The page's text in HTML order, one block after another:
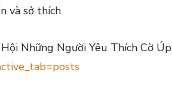
và sở thích
Những Người Yêu Thích Cờ Úp